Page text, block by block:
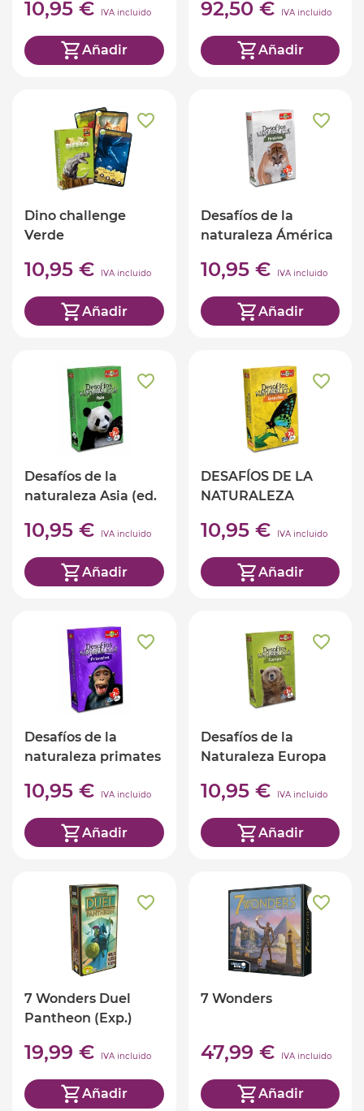
10,95 € IVA incluido
Añadir
92,50 € IVA incluido
Añadir
Dino challenge
Verde
10,95 € IVA incluido
Añadir
Desafíos de la
naturaleza Ámérica
10,95 € IVA incluido
Añadir
Desafíos de la
naturaleza Asia (ed.
10,95 € IVA incluido
Añadir
DESAFÍOS DE LA
NATURALEZA
castellano)
10,95 € IVA incluido
Añadir
Desafíos de la
naturaleza primates
10,95 € IVA incluido
Añadir
Desafíos de la
Naturaleza Europa
10,95 € IVA incluido
Añadir
7 Wonders Duel
Pantheon (Exp.)
19,99 € IVA incluido
Añadir
7 Wonders
47,99 € IVA incluido
Añadir